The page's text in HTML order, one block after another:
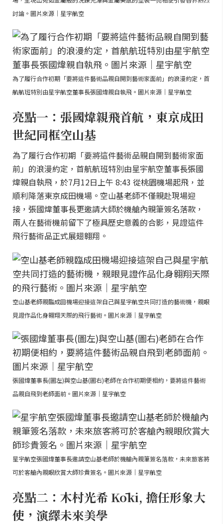
討論。圖片來源｜星宇航空
為了履行合作初期「要將這件藝術品親自開到藝術家面前」的浪漫約定，首
航航班特別由星宇航空董事長張國煒親自執飛。圖片來源｜星宇航空
亮點一：張國煒親飛首航，東京成田
世紀同框空山基
為了履行合作初期「要將這件藝術品親自開到藝術家面
前」的浪漫約定，首航航班特別由星宇航空董事長張國
煒親自執飛，於7月12日上午 8:43 從桃園機場起飛，並
順利降落東京成田機場。空山基老師不僅親赴現場迎
接，張國煒董事長更邀請大師於機艙內親筆簽名落款，
兩人在藝術機前留下了極具歷史意義的合影，見證這件
飛行藝術品正式展翅翱翔。
空山基老師親臨成田機場迎接這架自己與星宇航空共同打造的藝術機，親眼
見證作品化身翱翔天際的飛行藝術。圖片來源｜星宇航空
張國煒董事長(圖左)與空山基(圖右)老師在合作初期便相約，要將這件藝術
品親自飛到老師面前。圖片來源｜星宇航空
星宇航空張國煒董事長邀請空山基老師於機艙內親筆簽名落款，未來旅客將
可於客艙內親眼欣賞大師珍貴簽名。圖片來源｜星宇航空
亮點二：木村光希 Kōki, 擔任形象大
使，演繹未來美學